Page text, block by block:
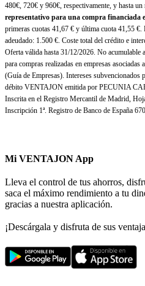
480€, 720€ y 960€, respectivamente, y hasta
representativo para una compra financiada
primeras cuotas 41,67 € y última cuota 41,55 €.
adeudado: 1.500 €. Coste total del crédito e
Oferta válida hasta 31/12/2026. No
para compras realizadas en empresas
(Guía de Empresas). Intereses subvencionados
débito VENTAJON emitida por PECUNIA
Inscrita en el Registro Mercantil de Madrid,
Inscripción 1ª. Registro de Banco de España
Mi VENTAJON App
Lleva el control de tus ahorros,
saca el máximo rendimiento a tu
gracias a nuestra aplicación.
¡Descárgala y disfruta de sus